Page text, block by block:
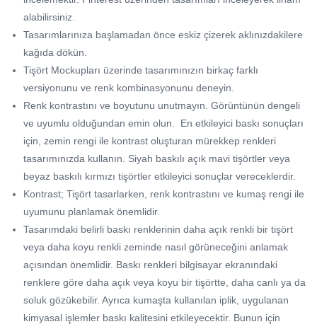
alabilirsiniz.
Tasarımlarınıza başlamadan önce eskiz çizerek aklınızdakilere
kağıda dökün.
Tişört Mockupları üzerinde tasarımınızın birkaç farklı
versiyonunu ve renk kombinasyonunu deneyin.
Renk kontrastını ve boyutunu unutmayın. Görüntünün dengeli
ve uyumlu olduğundan emin olun. En etkileyici baskı sonuçları
için, zemin rengi ile kontrast oluşturan mürekkep renkleri
tasarımınızda kullanın. Siyah baskılı açık mavi tişörtler veya
beyaz baskılı kırmızı tişörtler etkileyici sonuçlar vereceklerdir.
Kontrast; Tişört tasarlarken, renk kontrastını ve kumaş rengi ile
uyumunu planlamak önemlidir.
Tasarımdaki belirli baskı renklerinin daha açık renkli bir tişört
veya daha koyu renkli zeminde nasıl görüneceğini anlamak
açısından önemlidir. Baskı renkleri bilgisayar ekranındaki
renklere göre daha açık veya koyu bir tişörtte, daha canlı ya da
soluk gözükebilir. Ayrıca kumaşta kullanılan iplik, uygulanan
kimyasal işlemler baskı kalitesini etkileyecektir. Bunun için